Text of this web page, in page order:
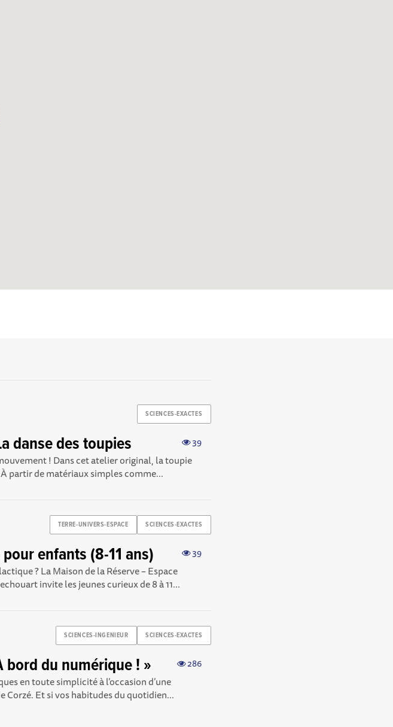
SCIENCES-EXACTES
39
danse des toupies
! Dans cet atelier original, la toupie
partir de matériaux simples comme...
TERRE-UNIVERS-ESPACE SCIENCES-EXACTES
39
enfants (8-11 ans)
? La Maison de la Réserve – Espace
invite les jeunes curieux de 8 à 11...
SCIENCES-INGENIEUR SCIENCES-EXACTES
286
bord du numérique ! »
en toute simplicité à l’occasion d’une
Corzé. Et si vos habitudes du quotidien...